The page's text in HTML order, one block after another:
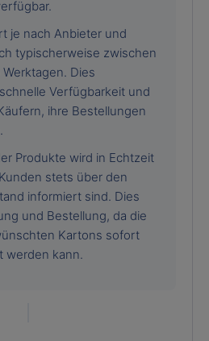
je nach Anbieter und
typischerweise zwischen
Dies
Verfügbarkeit und
ihre Bestellungen
Produkte wird in Echtzeit
stets über den
informiert sind. Dies
und Bestellung, da die
Kartons sofort
kann.